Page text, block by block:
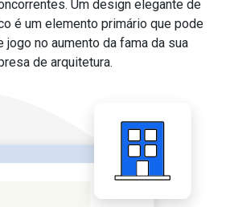
Um design elegante de
é um elemento primário que pode
jogo no aumento da fama da sua
de arquitetura.